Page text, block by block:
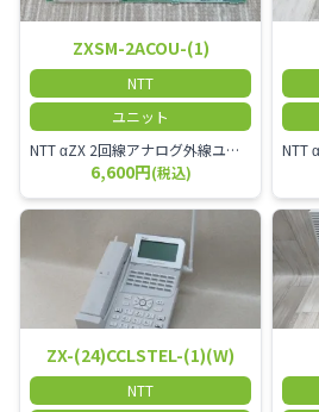
ZXSM-2ACOU-(1)
NTT
ユニット
NTT αZX 2回線アナログ外線ユニット
6,600円(税込)
ZX-(24)CCLSTEL-(1)(W)
NTT